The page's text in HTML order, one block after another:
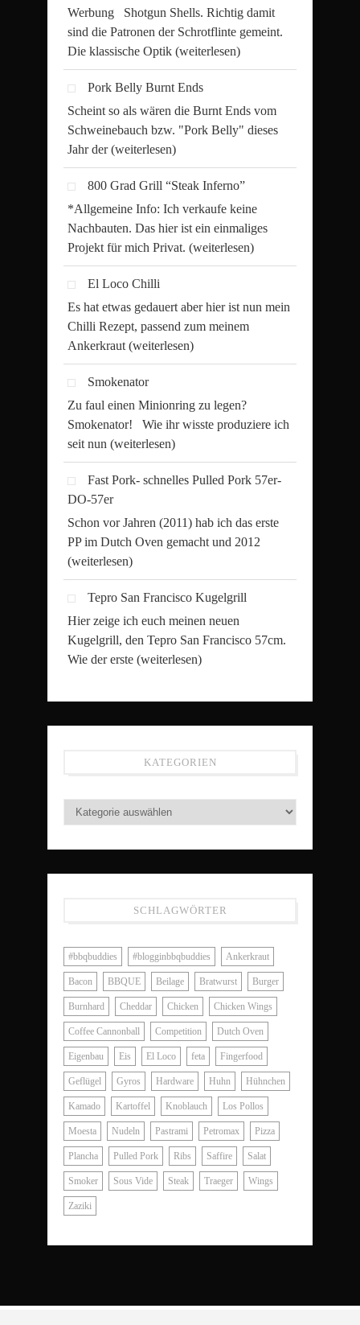
Werbung Shotgun Shells. Richtig damit
sind die Patronen der Schrotflinte gemeint.
Die klassische Optik (weiterlesen)
Pork Belly Burnt Ends
Scheint so als wären die Burnt Ends vom
Schweinebauch bzw. "Pork Belly" dieses
Jahr der(weiterlesen)
800 Grad Grill “Steak Inferno”
*Allgemeine Info: Ich verkaufe keine
Nachbauten. Das hier ist ein einmaliges
Projekt für mich Privat. (weiterlesen)
El Loco Chilli
Es hat etwas gedauert aber hier ist nun mein
Chilli Rezept, passend zum meinem
Ankerkraut (weiterlesen)
Smokenator
Zu faul einen Minionring zu legen?
Smokenator! Wie ihr wisste produziere ich
seit nun (weiterlesen)
Fast Pork- schnelles Pulled Pork 57er-
DO-57er
Schon vor Jahren (2011) hab ich das erste
PP im Dutch Oven gemacht und 2012
(weiterlesen)
Tepro San Francisco Kugelgrill
Hier zeige ich euch meinen neuen
Kugelgrill, den Tepro San Francisco 57cm.
Wie der erste (weiterlesen)
KATEGORIEN
SCHLAGWÖRTER
#bbqbuddies #blogginbbqbuddies Ankerkraut
Bacon BBQUE Beilage Bratwurst Burger
Burnhard Cheddar Chicken Chicken Wings
Coffee Cannonball Competition Dutch Oven
Eigenbau Eis El Loco feta Fingerfood
Geflügel Gyros Hardware Huhn Hühnchen
Kamado Kartoffel Knoblauch Los Pollos
Moesta Nudeln Pastrami Petromax Pizza
Plancha Pulled Pork Ribs Saffire Salat
Smoker Sous Vide Steak Traeger Wings
Zaziki